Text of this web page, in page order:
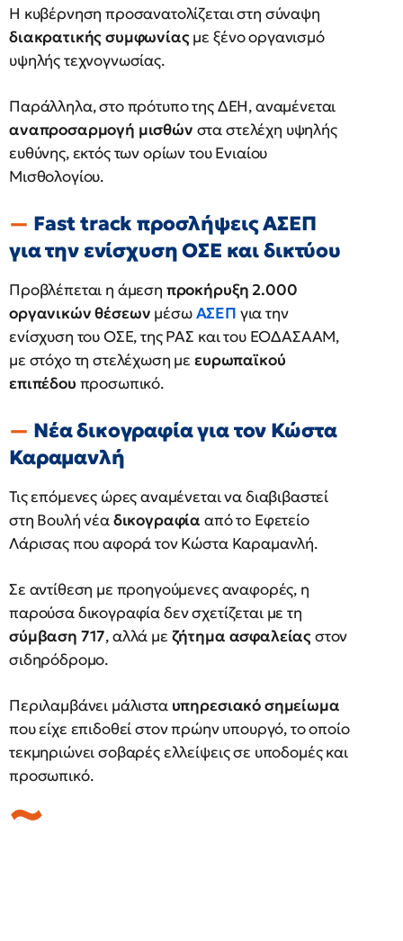
Η κυβέρνηση προσανατολίζεται στη σύναψη
διακρατικής συμφωνίαςμε ξένο οργανισμό
υψηλής τεχνογνωσίας.
Παράλληλα, στο πρότυπο της ΔΕΗ, αναμένεται
αναπροσαρμογή μισθών στα στελέχη υψηλής
ευθύνης, εκτός των ορίων του Ενιαίου
Μισθολογίου.
Fast track προσλήψεις ΑΣΕΠ
για την ενίσχυση ΟΣΕ και δικτύου
Προβλέπεται η άμεση προκήρυξη 2.000
οργανικών θέσεων μέσωΑΣΕΠ για την
ενίσχυση του ΟΣΕ, της ΡΑΣ και του ΕΟΔΑΣΑΑΜ,
με στόχο τη στελέχωση με ευρωπαϊκού
επιπέδου προσωπικό.
Νέα δικογραφία για τον Κώστα
Καραμανλή
Τις επόμενες ώρες αναμένεται να διαβιβαστεί
στη Βουλή νέαδικογραφία από το Εφετείο
Λάρισας που αφορά τον Κώστα Καραμανλή.
Σε αντίθεση με προηγούμενες αναφορές, η
παρούσα δικογραφία δεν σχετίζεται με τη
σύμβαση 717, αλλά με ζήτημα ασφαλείαςστον
σιδηρόδρομο.
Περιλαμβάνει μάλιστα υπηρεσιακό σημείωμα
που είχε επιδοθεί στον πρώην υπουργό, το οποίο
τεκμηριώνει σοβαρές ελλείψεις σε υποδομές και
προσωπικό.